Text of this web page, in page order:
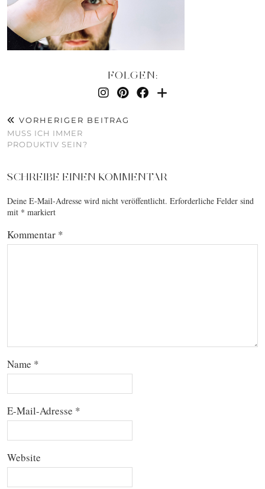
FOLGEN:
VORHERIGER BEITRAG
MUSS ICH IMMER
PRODUKTIV SEIN?
SCHREIBE EINEN KOMMENTAR
Deine E-Mail-Adresse wird nicht veröffentlicht. Erforderliche Felder sind
mit * markiert
Kommentar *
Name *
E-Mail-Adresse *
Website